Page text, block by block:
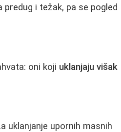
i težak, pa se pogled
oni koji uklanjaju višak
uklanjanje upornih masnih